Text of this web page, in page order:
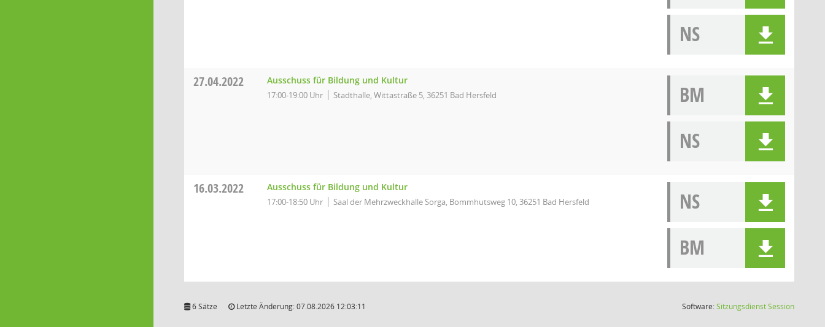
NS
27.04.2022 Ausschuss für Bildung und Kultur
17:00-19:00 Uhr Stadthalle, Wittastraße 5, 36251 Bad Hersfeld
BM
NS
16.03.2022 Ausschuss für Bildung und Kultur
17:00-18:50 Uhr Saal der Mehrzweckhalle Sorga, Bommhutsweg 10, 36251 Bad Hersfeld
NS
BM
6 Sätze Letzte Änderung: 07.08.2026 12:03:11 Software:SitzungsdienstSession(Wird in